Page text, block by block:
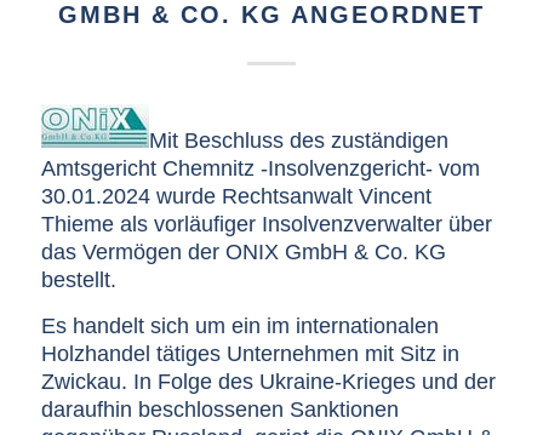
GMBH & CO. KG ANGEORDNET
Mit Beschluss des zuständigen
Amtsgericht Chemnitz -Insolvenzgericht- vom
30.01.2024 wurde Rechtsanwalt Vincent
Thieme als vorläufiger Insolvenzverwalter über
das Vermögen der ONIX GmbH & Co. KG
bestellt.
Es handelt sich um ein im internationalen
Holzhandel tätiges Unternehmen mit Sitz in
Zwickau. In Folge des Ukraine-Krieges und der
daraufhin beschlossenen Sanktionen